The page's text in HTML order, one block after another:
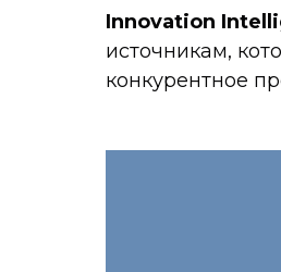
Innovation
источникам,
конкурентное